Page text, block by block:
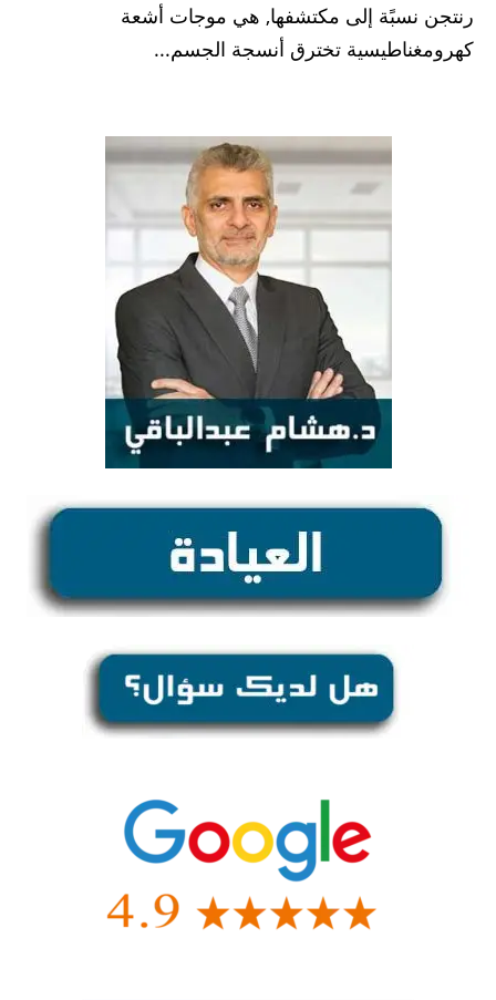
رنتجن نسبًة إلى مكتشفها, هي موجات أشعة
كهرومغناطيسية تخترق أنسجة الجسم...